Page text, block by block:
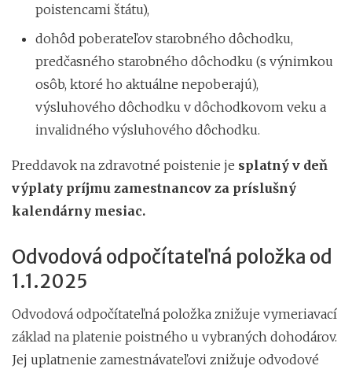
poistencami štátu),
dohôd poberateľov starobného dôchodku,
predčasného starobného dôchodku (s výnimkou
osôb, ktoré ho aktuálne nepoberajú),
výsluhového dôchodku v dôchodkovom veku a
invalidného výsluhového dôchodku.
Preddavok na zdravotné poistenie je splatný v deň
výplaty príjmu zamestnancov za príslušný
kalendárny mesiac.
Odvodová odpočítateľná položka od
1.1.2025
Odvodová odpočítateľná položka znižuje vymeriavací
základ na platenie poistného u vybraných dohodárov.
Jej uplatnenie zamestnávateľovi znižuje odvodové